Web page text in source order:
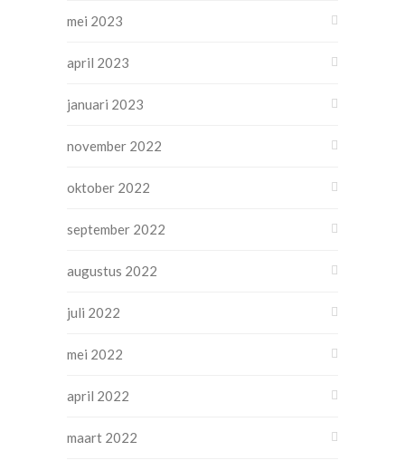
mei 2023
april 2023
januari 2023
november 2022
oktober 2022
september 2022
augustus 2022
juli 2022
mei 2022
april 2022
maart 2022